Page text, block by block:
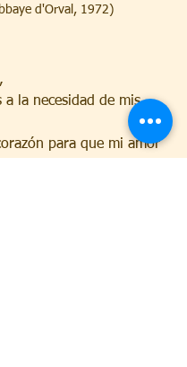
d'Orval, 1972)
a la necesidad de mis
para que mi amor